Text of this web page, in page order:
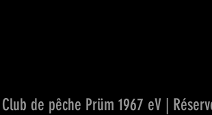
Club de pêche Prüm 1967 eV |